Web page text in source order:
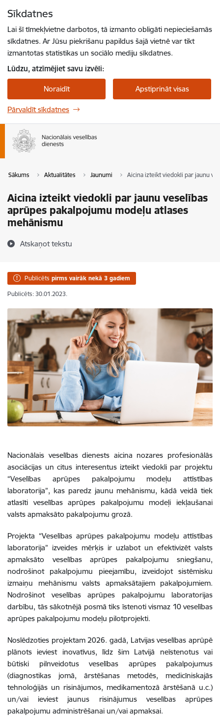
Sīkdatnes
Lai šī tīmekļvietne darbotos, tā izmanto obligāti nepieciešamās
sīkdatnes. Ar Jūsu piekrišanu papildus šajā vietnē var tikt
izmantotas statistikas un sociālo mediju sīkdatnes.
Lūdzu, atzīmējiet savu izvēli:
Noraidīt Apstiprināt visas
Pārvaldīt sīkdatnes
Sākums Aktualitātes Jaunumi Aicina izteikt viedokli par jaunu
Aicina izteikt viedokli par jaunu veselības
aprūpes pakalpojumu modeļu atlases
mehānismu
Atskaņot tekstu
Publicēts pirms vairāk nekā 3 gadiem
Publicēts: 30.01.2023.
Nacionālais veselības dienests aicina nozares profesionālās
asociācijas un citus interesentus izteikt viedokli par projektu
“Veselības aprūpes pakalpojumu modeļu attīstības
laboratorija”, kas paredz jaunu mehānismu, kādā veidā tiek
atlasīti veselības aprūpes pakalpojumu modeļi iekļaušanai
valsts apmaksāto pakalpojumu grozā.
Projekta “Veselības aprūpes pakalpojumu modeļu attīstības
laboratorija” izveides mērķis ir uzlabot un efektivizēt valsts
apmaksāto veselības aprūpes pakalpojumu sniegšanu,
nodrošinot pakalpojumu pieejamību, izveidojot sistēmisku
izmaiņu mehānismu valsts apmaksātajiem pakalpojumiem.
Nodrošinot veselības aprūpes pakalpojumu laboratorijas
darbību, tās sākotnējā posmā tiks īstenoti vismaz 10 veselības
aprūpes pakalpojumu modeļu pilotprojekti.
Noslēdzoties projektam 2026. gadā, Latvijas veselības aprūpē
plānots ieviest inovatīvus, līdz šim Latvijā neīstenotus vai
būtiski pilnveidotus veselības aprūpes pakalpojumus
(diagnostikas jomā, ārstēšanas metodēs, medicīniskajās
tehnoloģijās un risinājumos, medikamentozā ārstēšanā u.c.)
un/vai ieviest jaunus risinājumus veselības aprūpes
pakalpojumu administrēšanai un/vai apmaksai.